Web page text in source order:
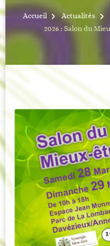
Accueil Actualités
2026 : Salon du